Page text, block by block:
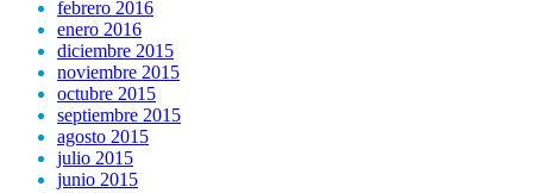
febrero 2016
enero 2016
diciembre 2015
noviembre 2015
octubre 2015
septiembre 2015
agosto 2015
julio 2015
junio 2015